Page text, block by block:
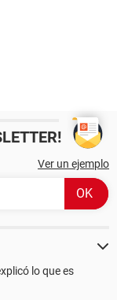
Ver un ejemplo
lo que es